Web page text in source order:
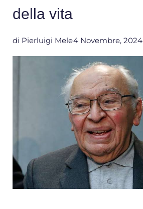
della vita
di Pierluigi Mele4 Novembre, 2024